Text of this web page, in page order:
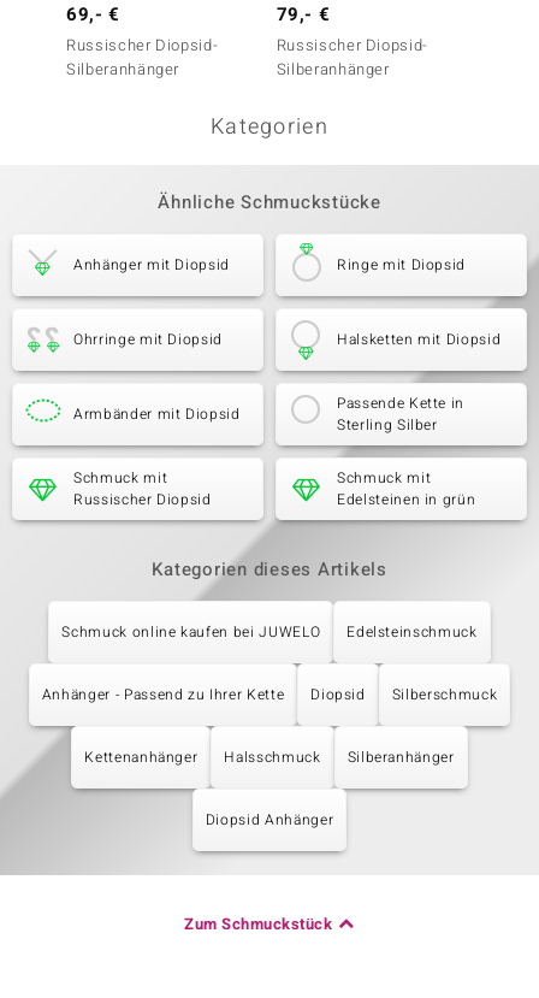
69,- €
Russischer Diopsid-
Silberanhänger
79,- €
Russischer Diopsid-
Silberanhänger
Kategorien
Ähnliche Schmuckstücke
Anhänger mit Diopsid Ringe mit Diopsid
Ohrringe mit Diopsid Halsketten mit Diopsid
Armbänder mit Diopsid
Passende Kette in
Sterling Silber
Schmuck mit
Russischer Diopsid
Schmuck mit
Edelsteinen in grün
Kategorien dieses Artikels
Schmuck online kaufen bei JUWELO Edelsteinschmuck
Anhänger - Passend zu Ihrer Kette Diopsid Silberschmuck
Kettenanhänger Halsschmuck Silberanhänger
Diopsid Anhänger
Zum Schmuckstück